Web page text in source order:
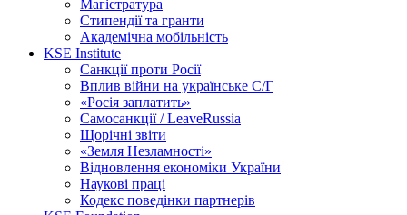
Магістратура
Стипендії та гранти
Академічна мобільність
KSE Institute
Санкції проти Росії
Вплив війни на українське С/Г
«Росія заплатить»
Самосанкції / LeaveRussia
Щорічні звіти
«Земля Незламності»
Відновлення економіки України
Наукові праці
Кодекс поведінки партнерів